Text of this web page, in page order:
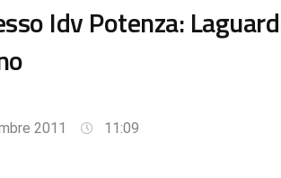
Idv Potenza:
2011 11:09